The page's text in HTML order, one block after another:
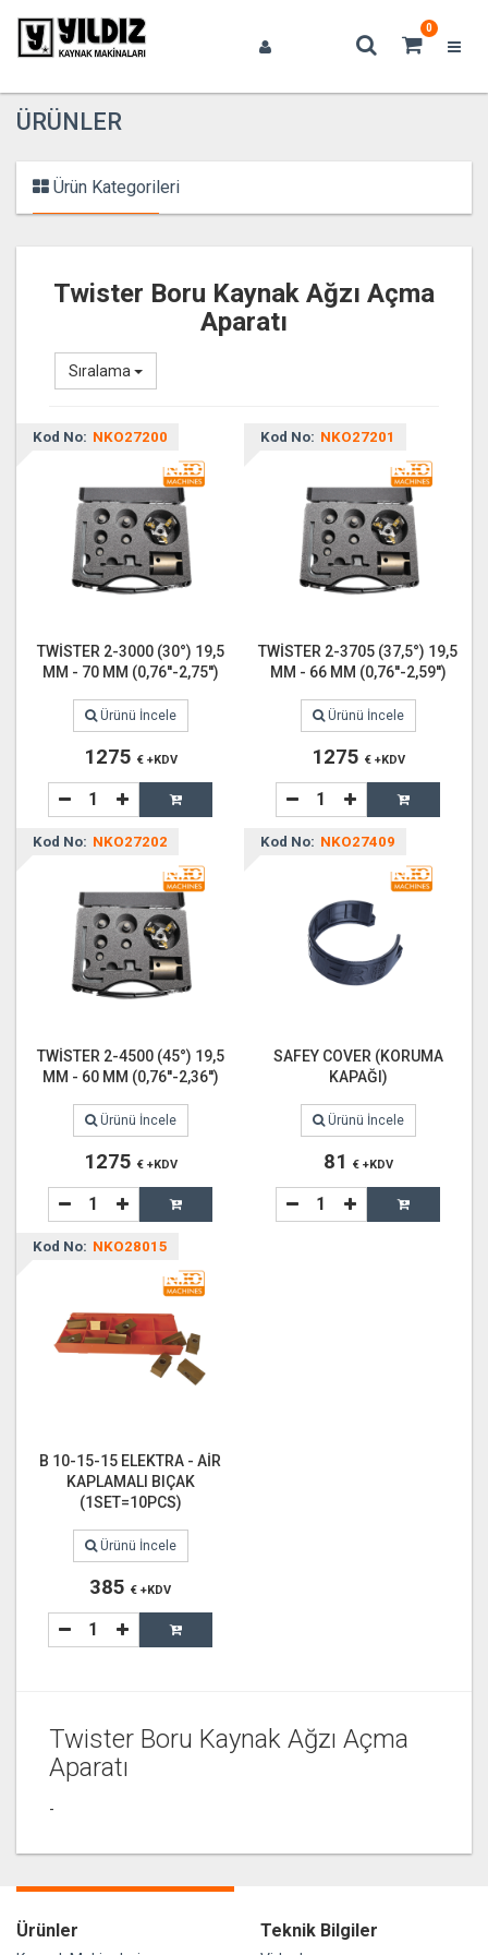
0
ÜRÜNLER
Ürün Kategorileri
Twister Boru Kaynak Ağzı Açma
Aparatı
Sıralama
Kod No: NKO27200
TWİSTER 2-3000 (30°) 19,5
MM - 70 MM (0,76''-2,75'')
Ürünü İncele
1275 € +KDV
Kod No: NKO27201
TWİSTER 2-3705 (37,5°) 19,5
MM - 66 MM (0,76''-2,59'')
Ürünü İncele
1275 € +KDV
Kod No: NKO27202
TWİSTER 2-4500 (45°) 19,5
MM - 60 MM (0,76''-2,36'')
Ürünü İncele
1275 € +KDV
Kod No: NKO27409
SAFEY COVER (KORUMA
KAPAĞI)
Ürünü İncele
81 € +KDV
Kod No: NKO28015
B 10-15-15 ELEKTRA - AİR
KAPLAMALI BIÇAK
(1SET=10PCS)
Ürünü İncele
385 € +KDV
Twister Boru Kaynak Ağzı Açma
Aparatı
-
Ürünler Teknik Bilgiler